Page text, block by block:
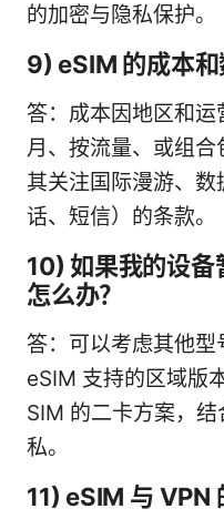
的加密与隐私保护。
9) eSIM 的成本和
答：成本因地区和
月、按流量、或组
其关注国际漫游、
话、短信）的条款。
10) 如果我的设
怎么办？
答：可以考虑其他
eSIM 支持的区域版
SIM 的二卡方案，
私。
11) eSIM 与 VPN